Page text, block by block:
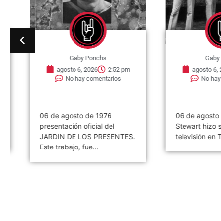
Gaby Ponchs
agosto 6, 2026
2:52 pm
No hay comentarios
06 de agosto de 1976
presentación oficial del
JARDIN DE LOS PRESENTES.
Este trabajo, fue...
Gaby
agosto 6,
No hay
06 de agosto
Stewart hizo su
televisión en